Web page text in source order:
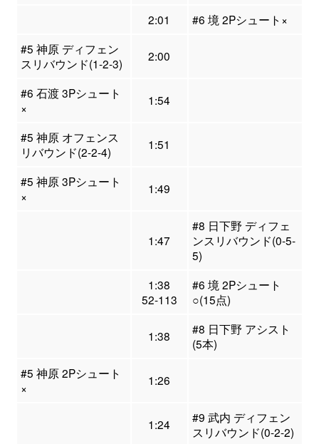
2:01
#6 境 2Pシュート×
#5 神原 ディフェン
スリバウンド(1-2-3)
2:00
#6 石渡 3Pシュート
×
1:54
#5 神原 オフェンス
リバウンド(2-2-4)
1:51
#5 神原 3Pシュート
×
1:49
1:47
#8 日下野 ディフェ
ンスリバウンド(0-5-
5)
1:38
52-113
#6 境 2Pシュート
○(15点)
1:38
#8 日下野 アシスト
(5本)
#5 神原 2Pシュート
×
1:26
1:24
#9 武内 ディフェン
スリバウンド(0-2-2)